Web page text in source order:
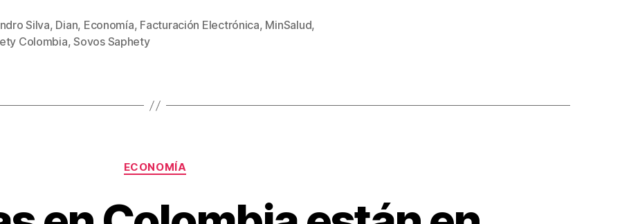
tt
er
ail er
e
m
p
Silva, Dian, Economía, Facturación Electrónica, MinSalud,
Colombia,Sovos Saphety
Categorías
ECONOMÍA